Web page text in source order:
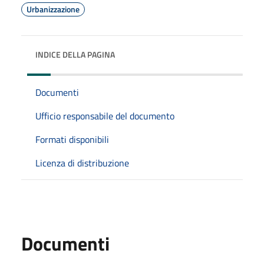
Urbanizzazione
INDICE DELLA PAGINA
Documenti
Ufficio responsabile del documento
Formati disponibili
Licenza di distribuzione
Documenti